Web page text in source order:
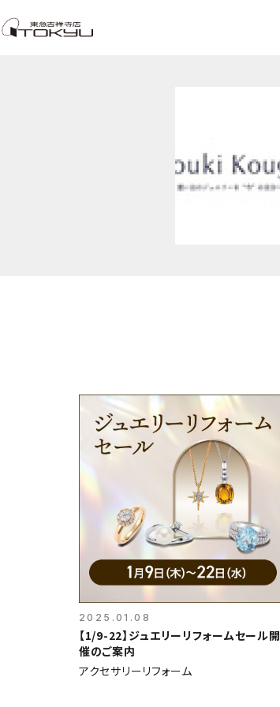
2025.01.08
【1/9-22】ジュエリーリフォームセール開
催のご案内
アクセサリーリフォーム